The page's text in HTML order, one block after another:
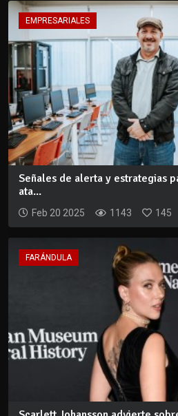
EMPRESARIALES
Señales de alerta y estrategias
ata...
Feb 20 2025 1143 145
FARÁNDULA